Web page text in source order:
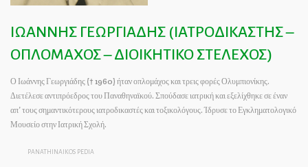
ΙΩΑΝΝΗΣ ΓΕΩΡΓΙΑΔΗΣ (ΙΑΤΡΟΔΙΚΑΣΤΗΣ –
ΟΠΛΟΜΑΧΟΣ – ΔΙΟΙΚΗΤΙΚΟ ΣΤΕΛΕΧΟΣ)
Ο Ιωάννης Γεωργιάδης († 1960) ήταν οπλομάχος και τρεις φορές Ολυμπιονίκης.
Διετέλεσε αντιπρόεδρος του Παναθηναϊκού. Σπούδασε ιατρική και εξελίχθηκε σε έναν
απ’ τους σημαντικότερους ιατροδικαστές και τοξικολόγους. Ίδρυσε το Εγκληματολογικό
Μουσείο στην Ιατρική Σχολή.
PANATHINAIKOS PEDIA